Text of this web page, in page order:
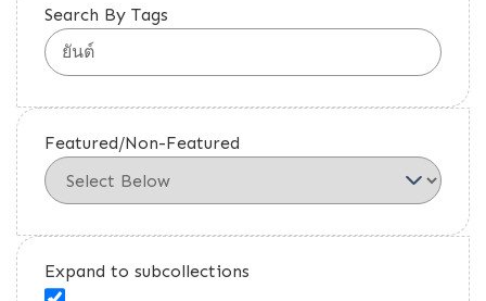
Search By Tags
Featured/Non-Featured
Expand to subcollections